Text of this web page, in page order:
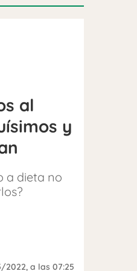
al
y
a dieta no
2022, a las 07:25